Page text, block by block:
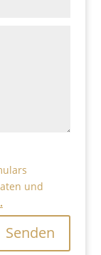
und
Senden